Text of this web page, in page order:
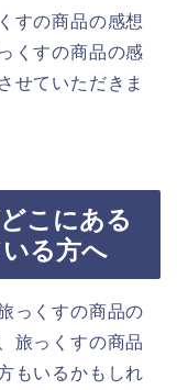
すの商品の感想
くすの商品の感
せていただきま
こにある
る方へ
っくすの商品の
旅っくすの商品
もいるかもしれ